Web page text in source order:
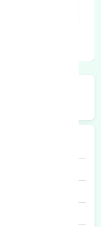
برای اطلاع از